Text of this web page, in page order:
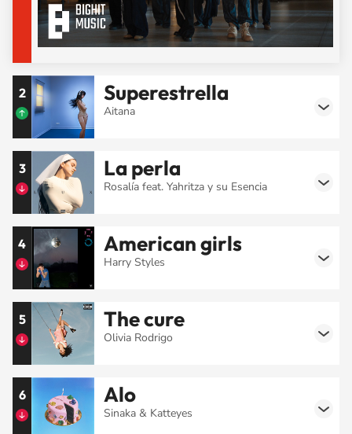
2 Superestrella
Aitana
3 La perla
Rosalía feat. Yahritza y su Esencia
4 American girls
Harry Styles
5 The cure
Olivia Rodrigo
6 Alo
Sinaka & Katteyes